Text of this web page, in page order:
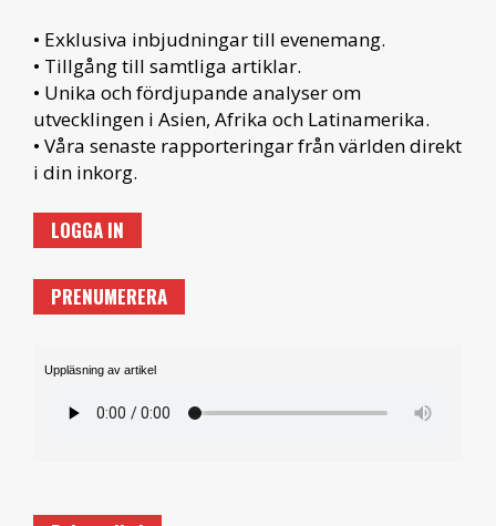
• Exklusiva inbjudningar till evenemang.
• Tillgång till samtliga artiklar.
• Unika och fördjupande analyser om
utvecklingen i Asien, Afrika och Latinamerika.
• Våra senaste rapporteringar från världen direkt
i din inkorg.
LOGGA IN
PRENUMERERA
Uppläsning av artikel